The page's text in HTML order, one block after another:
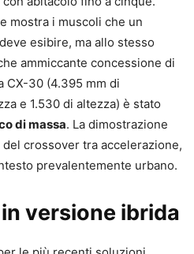
mostra i muscoli che un
esibire, ma allo stesso
ammiccante concessione di
CX-30 (4.395 mm di
e 1.530 di altezza) è stato
di massa. La dimostrazione
crossover tra accelerazione,
prevalentemente urbano.
versione ibrida